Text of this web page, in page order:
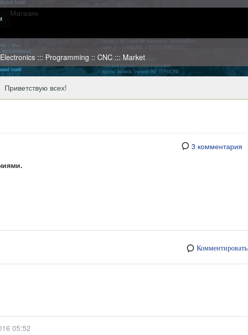
Магазин
::: Programming :: CNC ::: Market
Приветствую всех!
3 комментария
Комментировать
05:52